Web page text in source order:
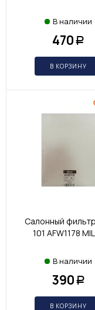
В наличии
470 Р
В КОРЗИНУ
Салонный
101 AFW1178
В наличии
390 Р
В КОРЗИНУ